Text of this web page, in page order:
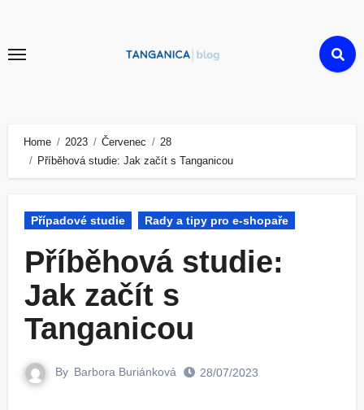
content
Home 2023 Červenec
28
Příběhová studie: Jak začít s Tanganicou
Případové studie Rady a tipy pro e-shopaře
Příběhová studie:
Jak začít s
Tanganicou
By Barbora Buriánková 28/07/2023